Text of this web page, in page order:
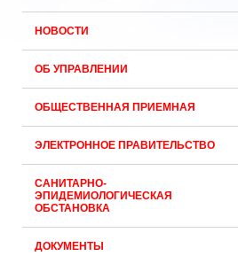
НОВОСТИ
ОБ УПРАВЛЕНИИ
ОБЩЕСТВЕННАЯ ПРИЕМНАЯ
ЭЛЕКТРОННОЕ ПРАВИТЕЛЬСТВО
САНИТАРНО-
ЭПИДЕМИОЛОГИЧЕСКАЯ
ОБСТАНОВКА
ДОКУМЕНТЫ